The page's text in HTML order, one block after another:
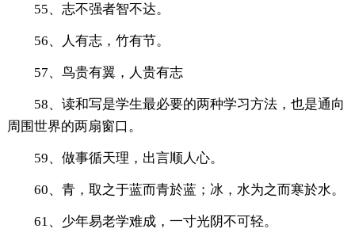
55、志不强者智不达。
56、人有志，竹有节。
57、鸟贵有翼，人贵有志
58、读和写是学生最必要的两种学习方法，也是通向
周围世界的两扇窗口。
59、做事循天理，出言顺人心。
60、青，取之于蓝而青於蓝；冰，水为之而寒於水。
61、少年易老学难成，一寸光阴不可轻。